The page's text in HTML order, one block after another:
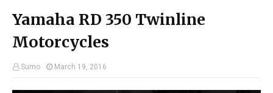
Yamaha RD 350 Twinline
Motorcycles
Sumo March 19, 2016